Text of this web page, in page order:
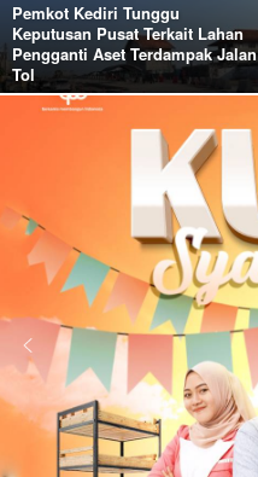
Pemkot Kediri Tunggu
Keputusan Pusat Terkait Lahan
Pengganti Aset Terdampak Jalan
Tol